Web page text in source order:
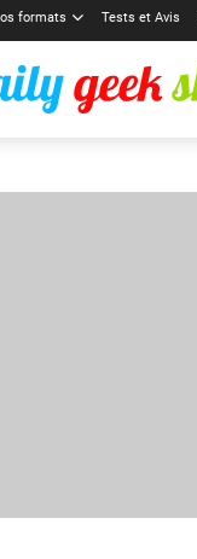
formats Tests et Avis